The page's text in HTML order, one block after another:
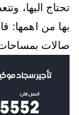
تحتاج اليها،
بها من اهمها:
صالات